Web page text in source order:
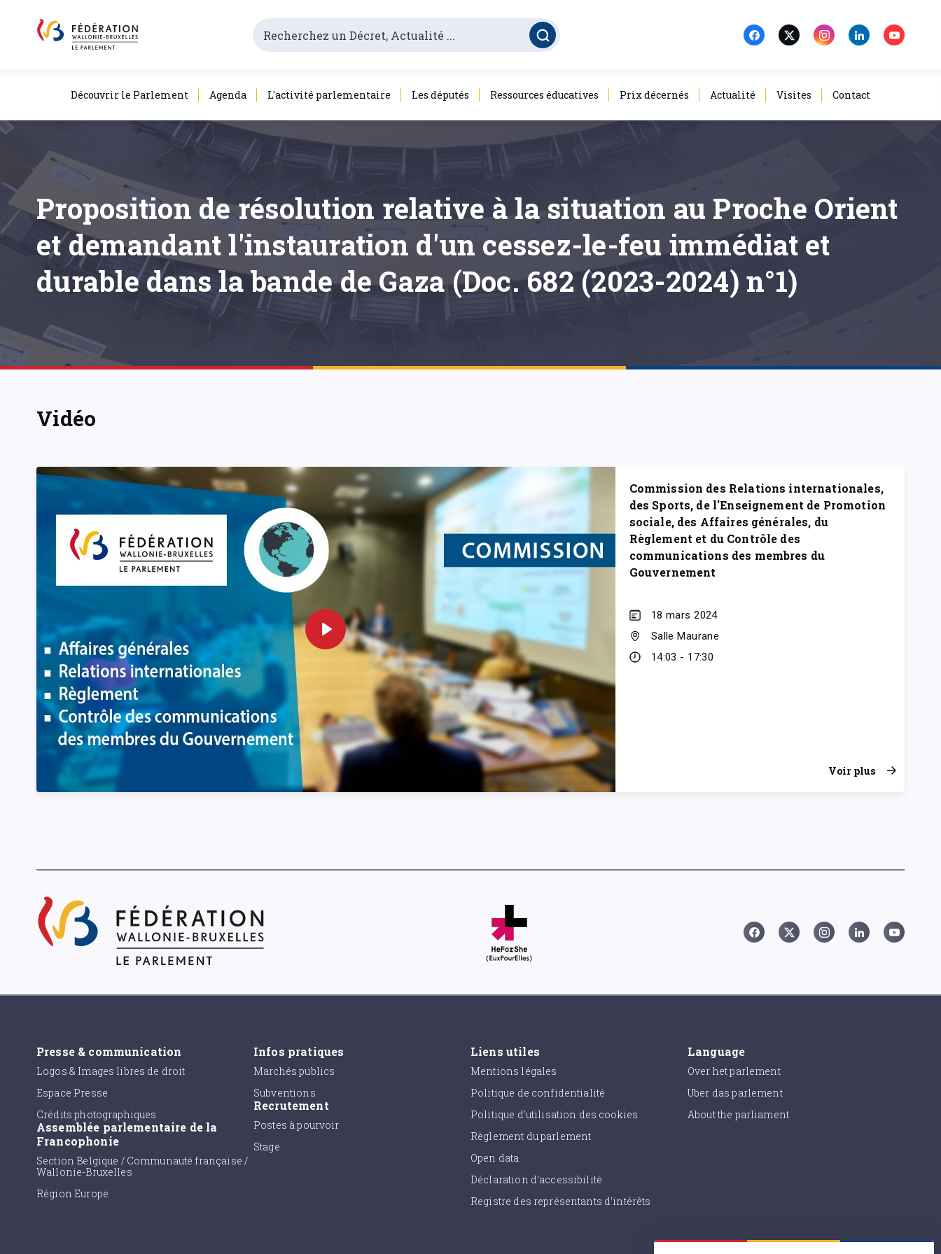
Découvrir le Parlement Agenda L'activité parlementaire Les députés Ressources éducatives Prix décernés Actualité Visites Contact
Proposition de résolution relative à la situation au Proche Orient
et demandant l'instauration d'un cessez-le-feu immédiat et
durable dans la bande de Gaza (Doc. 682 (2023-2024) n°1)
Vidéo
Commission des Relations internationales,
des Sports, de l'Enseignement de Promotion
sociale, des Affaires générales, du
Règlement et du Contrôle des
communications des membres du
Gouvernement
18 mars 2024
Salle Maurane
14:03 - 17:30
Voir plus
Presse & communication
Logos & Images libres de droit
Espace Presse
Crédits photographiques
Assemblée parlementaire de la
Francophonie
Section Belgique / Communauté française /
Wallonie-Bruxelles
Région Europe
Infos pratiques
Marchés publics
Subventions
Recrutement
Postes à pourvoir
Stage
Liens utiles
Mentions légales
Politique de confidentialité
Politique d'utilisation des cookies
Règlement du parlement
Open data
Déclaration d'accessibilité
Registre des représentants d'intérêts
Language
Over het parlement
Uber das parlement
About the parliament